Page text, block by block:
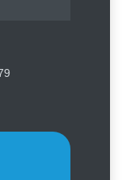
par la police
les services